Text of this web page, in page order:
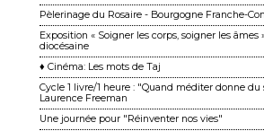
Pèlerinage du Rosaire - Bourgogne Franche-
Exposition « Soigner les corps, soigner les
diocésaine
♦ Cinéma: Les mots de Taj
Cycle 1 livre/1 heure : "Quand méditer donne du
Laurence Freeman
Une journée pour "Réinventer nos vies"